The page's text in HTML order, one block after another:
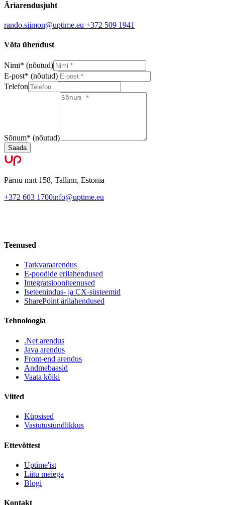
Äriarendusjuht
rando.siimon@uptime.eu +372 509 1941
Võta ühendust
Nimi* (nõutud)
E-post* (nõutud)
Telefon
Sõnum* (nõutud)
Saada
Pärnu mnt 158, Tallinn, Estonia
+372 603 1700info@uptime.eu
Teenused
Tarkvaraarendus
E-poodide erilahendused
Integratsiooniteenused
Iseteenindus- ja CX-süsteemid
SharePoint ärilahendused
Tehnoloogia
.Net arendus
Java arendus
Front-end arendus
Andmebaasid
Vaata kõiki
Viited
Küpsised
Vastutustundlikkus
Ettevõttest
Uptime'ist
Liitu meiega
Blogi
Kontakt